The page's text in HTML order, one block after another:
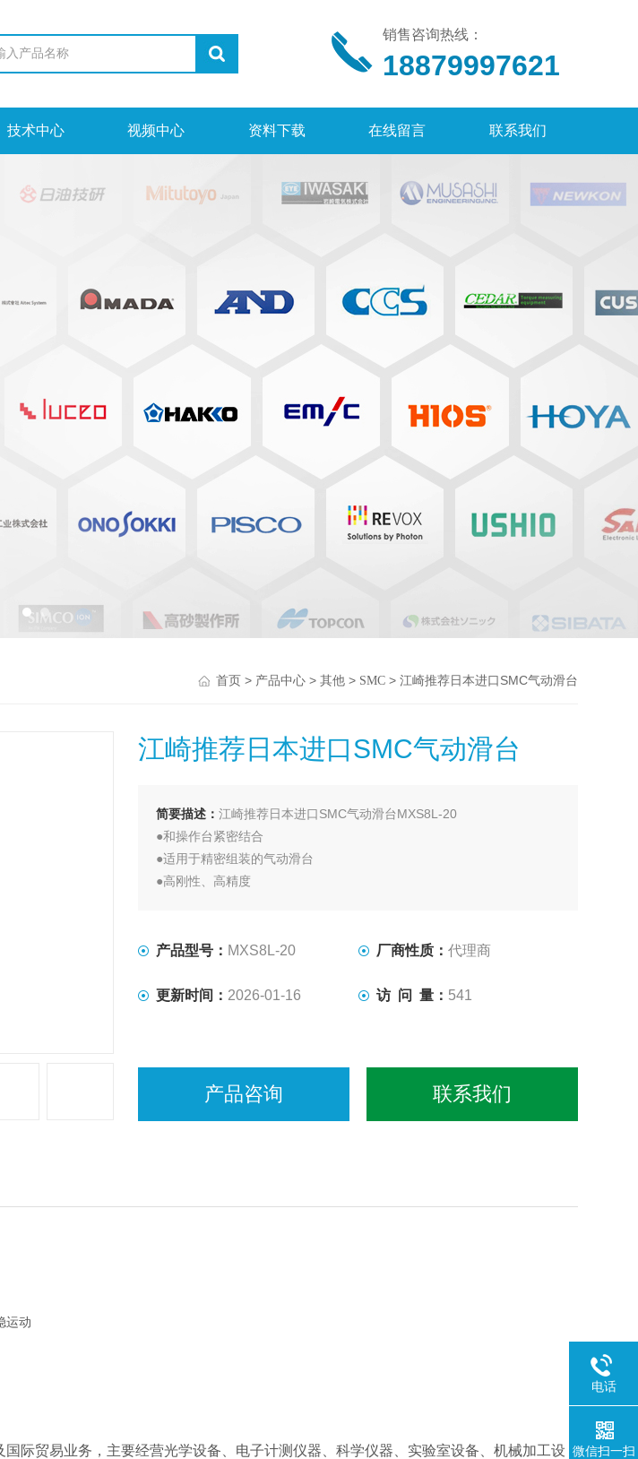
销售咨询热线：
18879997621
技术中心 视频中心 资料下载 在线留言 联系我们
首页> 产品中心> 其他> SMC> 江崎推荐日本进口SMC气动滑台
江崎推荐日本进口SMC气动滑台
简要描述：江崎推荐日本进口SMC气动滑台MXS8L-20
●和操作台紧密结合
●适用于精密组装的气动滑台
●高刚性、高精度
产品型号： MXS8L-20 厂商性质： 代理商
更新时间： 2026-01-16 访 问 量： 541
产品咨询 联系我们
运动
际贸易业务，主要经营光学设备、电子计测仪器、科学仪器、实验室设备、机械加工设
电话
微信扫一扫